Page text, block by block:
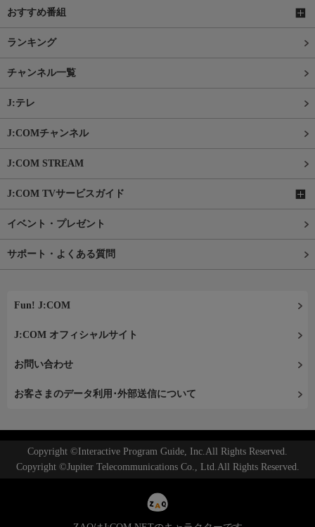
おすすめ番組
ランキング
チャンネル一覧
J:テレ
J:COMチャンネル
J:COM STREAM
J:COM TVサービスガイド
イベント・プレゼント
サポート・よくある質問
Fun! J:COM
J:COM オフィシャルサイト
お問い合わせ
お客さまのデータ利用･外部送信について
Copyright ©Interactive Program Guide, Inc.All Rights Reserved.
Copyright ©Jupiter Telecommunications Co., Ltd.All Rights Reserved.